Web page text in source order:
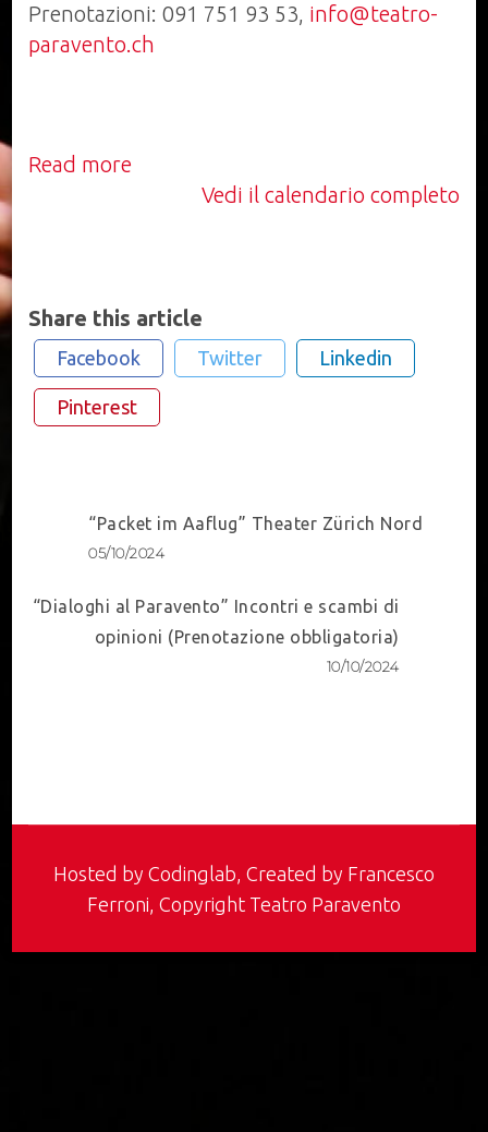
Prenotazioni: 091 751 93 53, info@teatro-
paravento.ch
Read more
Vedi il calendario completo
Share this article
Facebook Twitter Linkedin
Pinterest
Post
Navigation
“Packet im Aaflug” Theater Zürich Nord
05/10/2024
“Dialoghi al Paravento” Incontri e scambi di
opinioni (Prenotazione obbligatoria)
10/10/2024
Hosted by Codinglab, Created by Francesco
Ferroni, Copyright Teatro Paravento